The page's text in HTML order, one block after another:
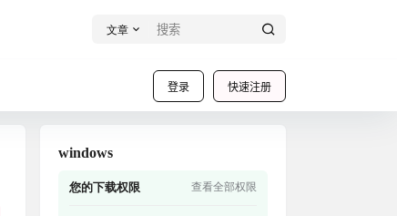
文章
登录 快速注册
windows
您的下载权限 查看全部权限